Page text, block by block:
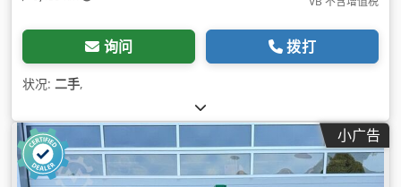
询问 拨打
状况: 二手,
小广告